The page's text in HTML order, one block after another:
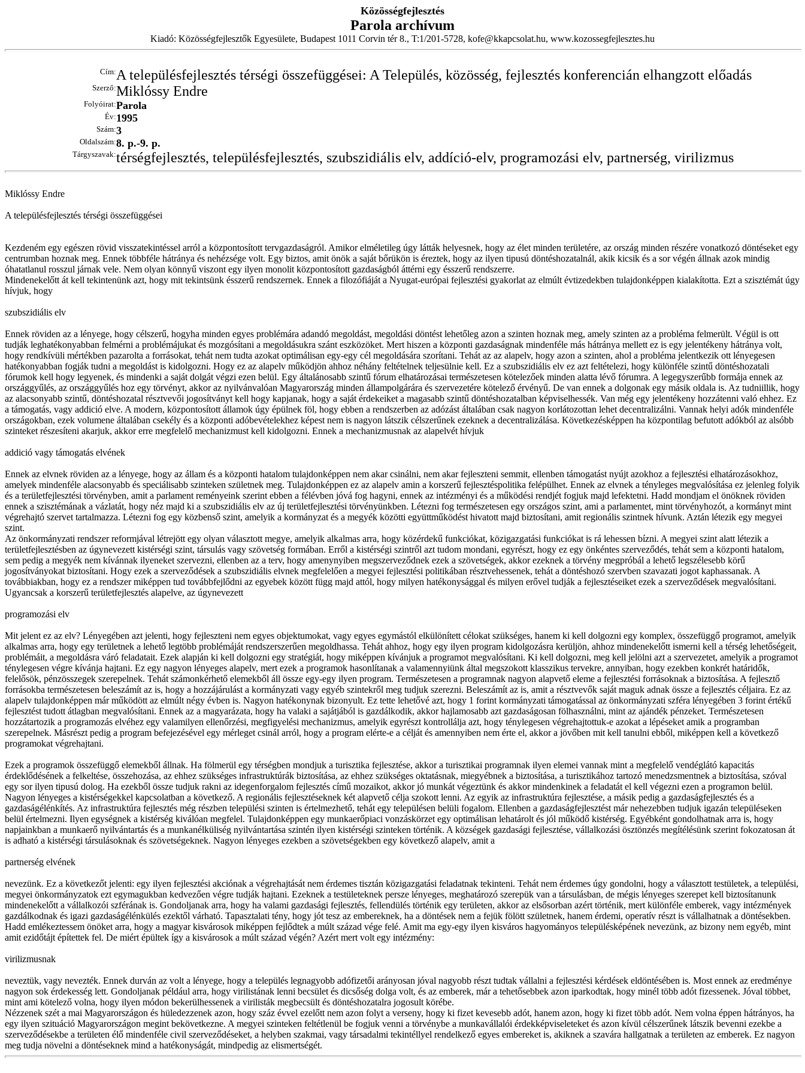
Közösségfejlesztés
Parola archívum
Kiadó: Közösségfejlesztők Egyesülete, Budapest 1011 Corvin tér 8., T:1/201-5728, kofe@kkapcsolat.hu, www.kozossegfejlesztes.hu
Cím: A településfejlesztés térségi összefüggései: A Település, közösség, fejlesztés konferencián elhangzott előadás
Szerző:Miklóssy Endre
Folyóirat:Parola
Év:1995
Szám:3
Oldalszám:8. p.-9. p.
Tárgyszavak:térségfejlesztés, településfejlesztés, szubszidiális elv, addíció-elv, programozási elv, partnerség, virilizmus
Miklóssy Endre
A településfejlesztés térségi összefüggései
Kezdeném egy egészen rövid visszatekintéssel arról a központosított tervgazdaságról. Amikor elméletileg úgy látták helyesnek, hogy az élet minden területére, az ország minden részére vonatkozó döntéseket egy
centrumban hoznak meg. Ennek többféle hátránya és nehézsége volt. Egy biztos, amit önök a saját bőrükön is éreztek, hogy az ilyen tipusú döntéshozatalnál, akik kicsik és a sor végén állnak azok mindig
óhatatlanul rosszul járnak vele. Nem olyan könnyű viszont egy ilyen monolit központosított gazdaságból áttérni egy ésszerű rendszerre.
Mindenekelőtt át kell tekintenünk azt, hogy mit tekintsünk ésszerű rendszernek. Ennek a filozófiáját a Nyugat-európai fejlesztési gyakorlat az elmúlt évtizedekben tulajdonképpen kialakította. Ezt a szisztémát úgy
hívjuk, hogy
szubszidiális elv
Ennek röviden az a lényege, hogy célszerű, hogyha minden egyes problémára adandó megoldást, megoldási döntést lehetőleg azon a szinten hoznak meg, amely szinten az a probléma felmerült. Végül is ott
tudják leghatékonyabban felmérni a problémájukat és mozgósítani a megoldásukra szánt eszközöket. Mert hiszen a központi gazdaságnak mindenféle más hátránya mellett ez is egy jelentékeny hátránya volt,
hogy rendkívüli mértékben pazarolta a forrásokat, tehát nem tudta azokat optimálisan egy-egy cél megoldására szorítani. Tehát az az alapelv, hogy azon a szinten, ahol a probléma jelentkezik ott lényegesen
hatékonyabban fogják tudni a megoldást is kidolgozni. Hogy ez az alapelv működjön ahhoz néhány feltételnek teljesülnie kell. Ez a szubszidiális elv ez azt feltételezi, hogy különféle szintű döntéshozatali
fórumok kell hogy legyenek, és mindenki a saját dolgát végzi ezen belül. Egy általánosabb szintű fórum elhatározásai természetesen kötelezőek minden alatta lévő fórumra. A legegyszerűbb formája ennek az
országgyűlés, az országgyűlés hoz egy törvényt, akkor az nyilvánvalóan Magyarország minden állampolgárára és szervezetére kötelező érvényű. De van ennek a dolgonak egy másik oldala is. Az tudniillik, hogy
az alacsonyabb szintű, döntéshozatal résztvevői jogosítványt kell hogy kapjanak, hogy a saját érdekeiket a magasabb szintű döntéshozatalban képviselhessék. Van még egy jelentékeny hozzátenni való ehhez. Ez
a támogatás, vagy addició elve. A modern, központosított államok úgy épülnek föl, hogy ebben a rendszerben az adózást általában csak nagyon korlátozottan lehet decentralizálni. Vannak helyi adók mindenféle
országokban, ezek volumene általában csekély és a központi adóbevételekhez képest nem is nagyon látszik célszerűnek ezeknek a decentralizálása. Következésképpen ha központilag befutott adókból az alsóbb
szinteket részesíteni akarjuk, akkor erre megfelelő mechanizmust kell kidolgozni. Ennek a mechanizmusnak az alapelvét hívjuk
addició vagy támogatás elvének
Ennek az elvnek röviden az a lényege, hogy az állam és a központi hatalom tulajdonképpen nem akar csinálni, nem akar fejleszteni semmit, ellenben támogatást nyújt azokhoz a fejlesztési elhatározásokhoz,
amelyek mindenféle alacsonyabb és speciálisabb szinteken születnek meg. Tulajdonképpen ez az alapelv amin a korszerű fejlesztéspolitika felépülhet. Ennek az elvnek a tényleges megvalósítása ez jelenleg folyik
és a területfejlesztési törvényben, amit a parlament reményeink szerint ebben a félévben jóvá fog hagyni, ennek az intézményi és a működési rendjét fogjuk majd lefektetni. Hadd mondjam el önöknek röviden
ennek a szisztémának a vázlatát, hogy néz majd ki a szubszidiális elv az új területfejlesztési törvényünkben. Létezni fog természetesen egy országos szint, ami a parlamentet, mint törvényhozót, a kormányt mint
végrehajtó szervet tartalmazza. Létezni fog egy közbenső szint, amelyik a kormányzat és a megyék közötti együttműködést hivatott majd biztosítani, amit regionális szintnek hívunk. Aztán létezik egy megyei
szint.
Az önkormányzati rendszer reformjával létrejött egy olyan választott megye, amelyik alkalmas arra, hogy közérdekű funkciókat, közigazgatási funkciókat is rá lehessen bízni. A megyei szint alatt létezik a
területfejlesztésben az úgynevezett kistérségi szint, társulás vagy szövetség formában. Erről a kistérségi szintről azt tudom mondani, egyrészt, hogy ez egy önkéntes szerveződés, tehát sem a központi hatalom,
sem pedig a megyék nem kívánnak ilyeneket szervezni, ellenben az a terv, hogy amenynyiben megszerveződnek ezek a szövetségek, akkor ezeknek a törvény megpróbál a lehető legszélesebb körű
jogosítványokat biztosítani. Hogy ezek a szerveződések a szubszidiális elvnek megfelelően a megyei fejlesztési politikában résztvehessenek, tehát a döntéshozó szervben szavazati jogot kaphassanak. A
továbbiakban, hogy ez a rendszer miképpen tud továbbfejlődni az egyebek között függ majd attól, hogy milyen hatékonysággal és milyen erővel tudják a fejlesztéseiket ezek a szerveződések megvalósítani.
Ugyancsak a korszerű területfejlesztés alapelve, az úgynevezett
programozási elv
Mit jelent ez az elv? Lényegében azt jelenti, hogy fejleszteni nem egyes objektumokat, vagy egyes egymástól elkülönített célokat szükséges, hanem ki kell dolgozni egy komplex, összefüggő programot, amelyik
alkalmas arra, hogy egy területnek a lehető legtöbb problémáját rendszerszerűen megoldhassa. Tehát ahhoz, hogy egy ilyen program kidolgozásra kerüljön, ahhoz mindenekelőtt ismerni kell a térség lehetőségeit,
problémáit, a megoldásra váró feladatait. Ezek alapján ki kell dolgozni egy stratégiát, hogy miképpen kívánjuk a programot megvalósítani. Ki kell dolgozni, meg kell jelölni azt a szervezetet, amelyik a programot
ténylegesen végre kívánja hajtani. Ez egy nagyon lényeges alapelv, mert ezek a programok hasonlítanak a valamennyiünk által megszokott klasszikus tervekre, annyiban, hogy ezekben konkrét határidők,
felelősök, pénzösszegek szerepelnek. Tehát számonkérhető elemekből áll össze egy-egy ilyen program. Természetesen a programnak nagyon alapvető eleme a fejlesztési forrásoknak a biztosítása. A fejlesztő
forrásokba természetesen beleszámít az is, hogy a hozzájárulást a kormányzati vagy egyéb szintekről meg tudjuk szerezni. Beleszámít az is, amit a résztvevők saját maguk adnak össze a fejlesztés céljaira. Ez az
alapelv tulajdonképpen már működött az elmúlt négy évben is. Nagyon hatékonynak bizonyult. Ez tette lehetővé azt, hogy 1 forint kormányzati támogatással az önkormányzati szféra lényegében 3 forint értékű
fejlesztést tudott átlagban megvalósítani. Ennek az a magyarázata, hogy ha valaki a sajátjából is gazdálkodik, akkor hajlamosabb azt gazdaságosan fölhasználni, mint az ajándék pénzeket. Természetesen
hozzátartozik a programozás elvéhez egy valamilyen ellenőrzési, megfigyelési mechanizmus, amelyik egyrészt kontrollálja azt, hogy ténylegesen végrehajtottuk-e azokat a lépéseket amik a programban
szerepelnek. Másrészt pedig a program befejezésével egy mérleget csinál arról, hogy a program elérte-e a célját és amennyiben nem érte el, akkor a jövőben mit kell tanulni ebből, miképpen kell a következő
programokat végrehajtani.
Ezek a programok összefüggő elemekből állnak. Ha fölmerül egy térségben mondjuk a turisztika fejlesztése, akkor a turisztikai programnak ilyen elemei vannak mint a megfelelő vendéglátó kapacitás
érdeklődésének a felkeltése, összehozása, az ehhez szükséges infrastruktúrák biztosítása, az ehhez szükséges oktatásnak, miegyébnek a biztosítása, a turisztikához tartozó menedzsmentnek a biztosítása, szóval
egy sor ilyen tipusú dolog. Ha ezekből össze tudjuk rakni az idegenforgalom fejlesztés című mozaikot, akkor jó munkát végeztünk és akkor mindenkinek a feladatát el kell végezni ezen a programon belül.
Nagyon lényeges a kistérségekkel kapcsolatban a következő. A regionális fejlesztéseknek két alapvető célja szokott lenni. Az egyik az infrastruktúra fejlesztése, a másik pedig a gazdaságfejlesztés és a
gazdaságélénkítés. Az infrastruktúra fejlesztés még részben települési szinten is értelmezhető, tehát egy településen belüli fogalom. Ellenben a gazdaságfejlesztést már nehezebben tudjuk igazán településeken
belül értelmezni. Ilyen egységnek a kistérség kiválóan megfelel. Tulajdonképpen egy munkaerőpiaci vonzáskörzet egy optimálisan lehatárolt és jól működő kistérség. Egyébként gondolhatnak arra is, hogy
napjainkban a munkaerő nyilvántartás és a munkanélküliség nyilvántartása szintén ilyen kistérségi szinteken történik. A községek gazdasági fejlesztése, vállalkozási ösztönzés megítélésünk szerint fokozatosan át
is adható a kistérségi társulásoknak és szövetségeknek. Nagyon lényeges ezekben a szövetségekben egy következő alapelv, amit a
partnerség elvének
nevezünk. Ez a következőt jelenti: egy ilyen fejlesztési akciónak a végrehajtását nem érdemes tisztán közigazgatási feladatnak tekinteni. Tehát nem érdemes úgy gondolni, hogy a választott testületek, a települési,
megyei önkormányzatok ezt egymagukban kedvezően végre tudják hajtani. Ezeknek a testületeknek persze lényeges, meghatározó szerepük van a társulásban, de mégis lényeges szerepet kell biztosítanunk
mindenekelőtt a vállalkozói szférának is. Gondoljanak arra, hogy ha valami gazdasági fejlesztés, fellendülés történik egy területen, akkor az elsősorban azért történik, mert különféle emberek, vagy intézmények
gazdálkodnak és igazi gazdaságélénkülés ezektől várható. Tapasztalati tény, hogy jót tesz az embereknek, ha a döntések nem a fejük fölött születnek, hanem érdemi, operatív részt is vállalhatnak a döntésekben.
Hadd emlékeztessem önöket arra, hogy a magyar kisvárosok miképpen fejlődtek a múlt század vége felé. Amit ma egy-egy ilyen kisváros hagyományos településképének nevezünk, az bizony nem egyéb, mint
amit ezidőtájt építettek fel. De miért épültek így a kisvárosok a múlt század végén? Azért mert volt egy intézmény:
virilizmusnak
neveztük, vagy nevezték. Ennek durván az volt a lényege, hogy a település legnagyobb adófizetői arányosan jóval nagyobb részt tudtak vállalni a fejlesztési kérdések eldöntésében is. Most ennek az eredménye
nagyon sok érdekesség lett. Gondoljanak például arra, hogy virilistának lenni becsület és dicsőség dolga volt, és az emberek, már a tehetősebbek azon iparkodtak, hogy minél több adót fizessenek. Jóval többet,
mint ami kötelező volna, hogy ilyen módon bekerülhessenek a virilisták megbecsült és döntéshozatalra jogosult körébe.
Nézzenek szét a mai Magyarországon és hüledezzenek azon, hogy száz évvel ezelőtt nem azon folyt a verseny, hogy ki fizet kevesebb adót, hanem azon, hogy ki fizet több adót. Nem volna éppen hátrányos, ha
egy ilyen szituáció Magyarországon megint bekövetkezne. A megyei szinteken feltétlenül be fogjuk venni a törvénybe a munkavállalói érdekképviseleteket és azon kívül célszerűnek látszik bevenni ezekbe a
szerveződésekbe a területen élő mindenféle civil szerveződéseket, a helyben szakmai, vagy társadalmi tekintéllyel rendelkező egyes embereket is, akiknek a szavára hallgatnak a területen az emberek. Ez nagyon
meg tudja növelni a döntéseknek mind a hatékonyságát, mindpedig az elismertségét.